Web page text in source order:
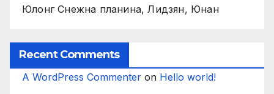
Юлонг Снежна планина, Лидзян, Юнан
Recent Comments
A WordPress Commenter on Hello world!